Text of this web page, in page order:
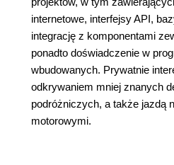
internetowe, interfejsy API,
integrację z komponentami
ponadto doświadczenie w
wbudowanych. Prywatnie
odkrywaniem mniej znanych
podróżniczych, a także jazdą
motorowymi.